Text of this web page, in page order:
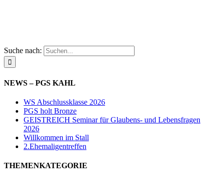
Suche nach:
NEWS – PGS KAHL
WS Abschlussklasse 2026
PGS holt Bronze
GEISTREICH Seminar für Glaubens- und Lebensfragen
2026
Willkommen im Stall
2.Ehemaligentreffen
THEMENKATEGORIE